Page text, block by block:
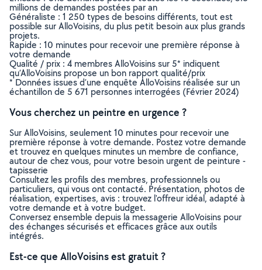
millions de demandes postées par an
Généraliste : 1 250 types de besoins différents, tout est
possible sur AlloVoisins, du plus petit besoin aux plus grands
projets.
Rapide : 10 minutes pour recevoir une première réponse à
votre demande
Qualité / prix : 4 membres AlloVoisins sur 5* indiquent
qu’AlloVoisins propose un bon rapport qualité/prix
* Données issues d’une enquête AlloVoisins réalisée sur un
échantillon de 5 671 personnes interrogées (Février 2024)
Vous cherchez un peintre en urgence ?
Sur AlloVoisins, seulement 10 minutes pour recevoir une
première réponse à votre demande. Postez votre demande
et trouvez en quelques minutes un membre de confiance,
autour de chez vous, pour votre besoin urgent de peinture -
tapisserie
Consultez les profils des membres, professionnels ou
particuliers, qui vous ont contacté. Présentation, photos de
réalisation, expertises, avis : trouvez l'offreur idéal, adapté à
votre demande et à votre budget.
Conversez ensemble depuis la messagerie AlloVoisins pour
des échanges sécurisés et efficaces grâce aux outils
intégrés.
Est-ce que AlloVoisins est gratuit ?